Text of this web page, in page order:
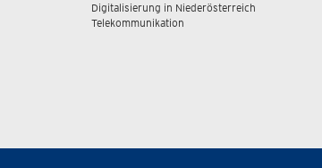
Digitalisierung in Niederösterreich
Telekommunikation